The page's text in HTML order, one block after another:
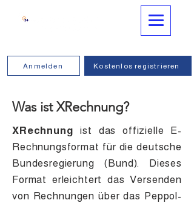
Kostenlos registrieren
Anmelden
Was ist XRechnung?
XRechnung ist das offizielle E-
Rechnungsformat für die deutsche
Bundesregierung (Bund). Dieses
Format erleichtert das Versenden
von Rechnungen über das Peppol-